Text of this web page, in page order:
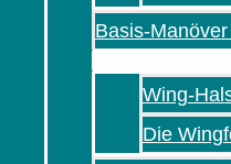
Basis-
Wing-
Die